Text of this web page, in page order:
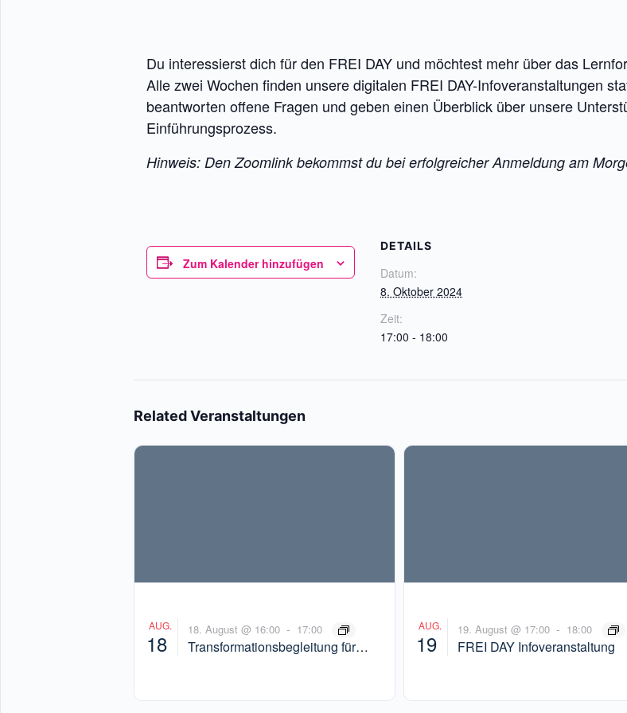
Du interessierst dich für den FREI DAY und möchtest mehr über das
Alle zwei Wochen finden unsere digitalen FREI DAY-Infoveranstaltungen
beantworten offene Fragen und geben einen Überblick über unsere
Einführungsprozess.
Hinweis: Den Zoomlink bekommst du bei erfolgreicher Anmeldung am
Zum Kalender hinzufügen
DETAILS
Datum:
8. Oktober 2024
Zeit:
17:00 - 18:00
Related Veranstaltungen
AUG.
18
18. August @ 16:00 - 17:00
Transformationsbegleitung für
AUG.
19
19. August @ 17:00 - 18:00
FREI DAY Infoveranstaltung